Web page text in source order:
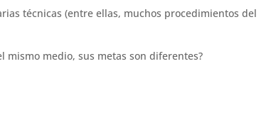
técnicas (entre ellas, muchos procedimientos del
medio, sus metas son diferentes?